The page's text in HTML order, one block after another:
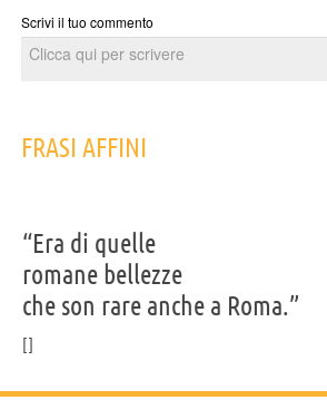
Scrivi il tuo commento
FRASI AFFINI
“Era di quelle
romane bellezze
che son rare anche a Roma.”